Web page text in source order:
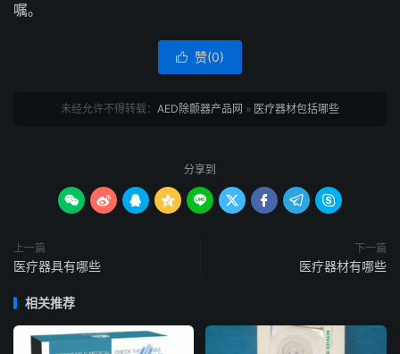
嘱。
 赞(0)
未经允许不得转载： AED除颤器产品网 » 医疗器材包括哪些
分享到
        
上一篇
医疗器具有哪些
下一篇
医疗器材有哪些
相关推荐